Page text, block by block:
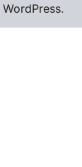
WordPress.